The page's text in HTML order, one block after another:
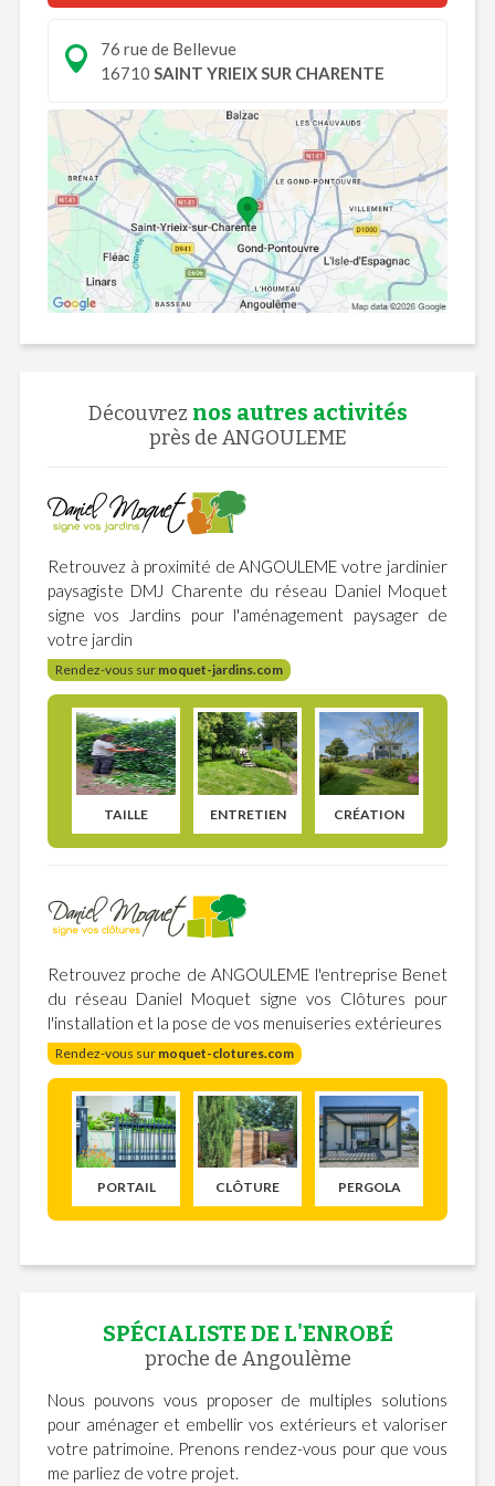
76 rue de Bellevue
16710 SAINT YRIEIX SUR CHARENTE
Découvrez nos autres activités
près de ANGOULEME
Retrouvez à proximité de ANGOULEME votre jardinier
paysagiste DMJ Charente du réseau Daniel Moquet
signe vos Jardins pour l'aménagement paysager de
votre jardin
Rendez-vous sur moquet-jardins.com
TAILLE ENTRETIEN CRÉATION
Retrouvez proche de ANGOULEME l'entreprise Benet
du réseau Daniel Moquet signe vos Clôtures pour
l'installation et la pose de vos menuiseries extérieures
Rendez-vous sur moquet-clotures.com
PORTAIL CLÔTURE PERGOLA
SPÉCIALISTE DE L'ENROBÉ
proche de Angoulème
Nous pouvons vous proposer de multiples solutions
pour aménager et embellir vos extérieurs et valoriser
votre patrimoine. Prenons rendez-vous pour que vous
me parliez de votre projet.